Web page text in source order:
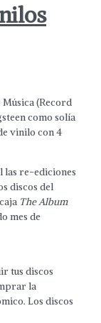
Música (Record
como solía
vinilo con 4
las re-ediciones
discos del
The Album
mes de
tus discos
la
Los discos